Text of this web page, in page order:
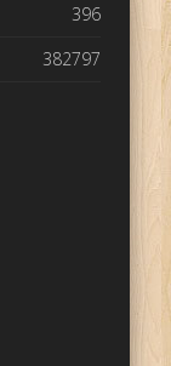
396
382797